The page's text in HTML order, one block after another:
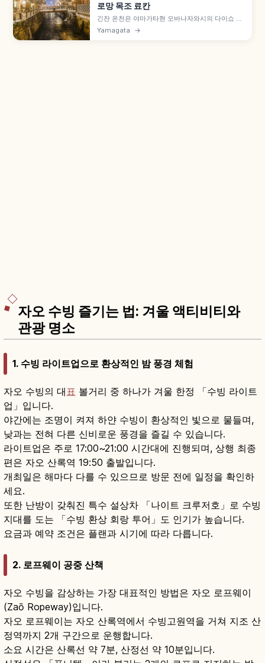
로망 목조 료칸
긴잔 온천은 야마가타현 오바나자와시의 다이쇼 로
망 분위기 온천 거리로, 긴잔강을 따라 목조 다층 료
칸이 늘어선 풍경이 특징입니다. 에도 시대 막부 직
Yamagata →
자오 수빙 즐기는 법: 겨울 액티비티와
관광 명소
1. 수빙 라이트업으로 환상적인 밤 풍경 체험
자오 수빙의 대표 볼거리 중 하나가 겨울 한정 「수빙 라이트
업」입니다.
야간에는 조명이 켜져 하얀 수빙이 환상적인 빛으로 물들며,
낮과는 전혀 다른 신비로운 풍경을 즐길 수 있습니다.
라이트업은 주로 17:00~21:00 시간대에 진행되며, 상행 최종
편은 자오 산록역 19:50 출발입니다.
개최일은 해마다 다를 수 있으므로 방문 전에 일정을 확인하
세요.
또한 난방이 갖춰진 특수 설상차 「나이트 크루저호」로 수빙
지대를 도는 「수빙 환상 회랑 투어」도 인기가 높습니다.
요금과 예약 조건은 플랜과 시기에 따라 다릅니다.
2. 로프웨이 공중 산책
자오 수빙을 감상하는 가장 대표적인 방법은 자오 로프웨이
(Zaō Ropeway)입니다.
자오 로프웨이는 자오 산록역에서 수빙고원역을 거쳐 지조 산
정역까지 2개 구간으로 운행합니다.
소요 시간은 산록선 약 7분, 산정선 약 10분입니다.